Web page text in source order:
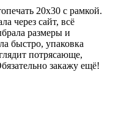
20х30 с рамкой.
через сайт, всё
размеры и
быстро, упаковка
потрясающе,
закажу ещё!